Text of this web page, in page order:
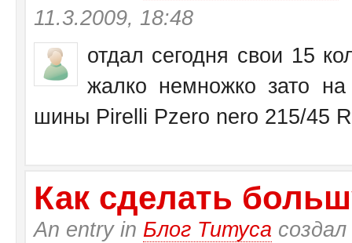
11.3.2009, 18:48
отдал сегодня свои 15
жалко немножко зато
шины Pirelli Pzero nero 215/45
Как сделать
An entry in Блог Титуса